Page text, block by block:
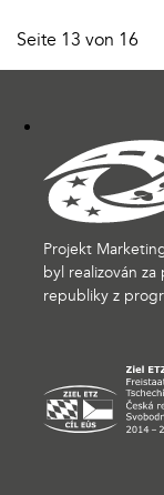
Seite 13 von 16
Projekt
byl realizován
republiky z